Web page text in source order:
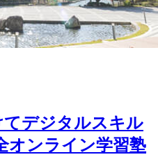
デジタルスキル
ンライン学習塾